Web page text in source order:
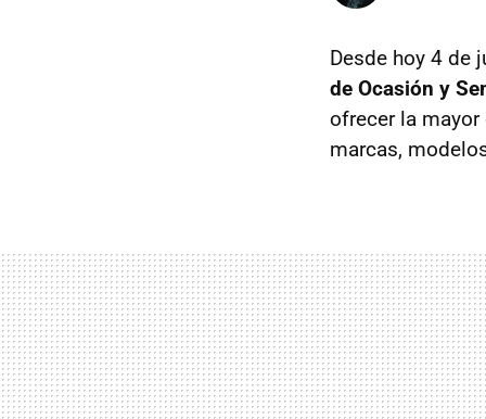
Desde hoy 4 de
de Ocasión y
ofrecer la
marcas,